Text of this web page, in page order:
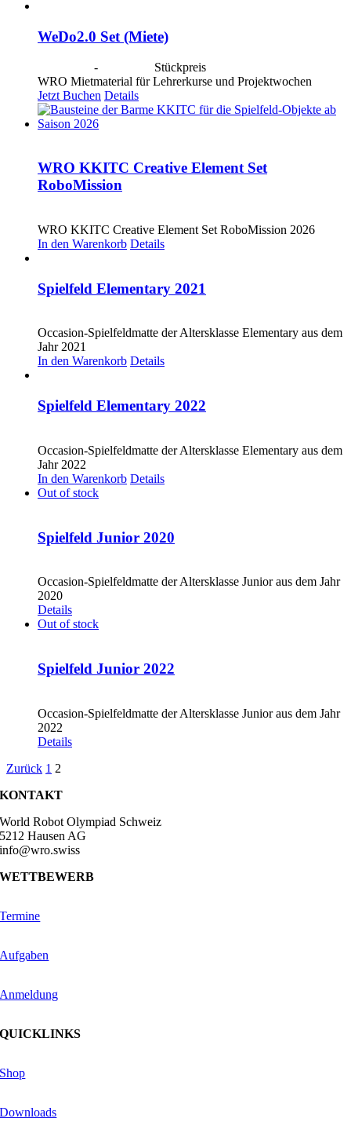
WeDo2.0 Set (Miete)
-
Stückpreis
WRO Mietmaterial für Lehrerkurse und Projektwochen
Jetzt Buchen Details
WRO KKITC Creative Element Set
RoboMission
WRO KKITC Creative Element Set RoboMission 2026
In den Warenkorb Details
Spielfeld Elementary 2021
Occasion-Spielfeldmatte der Altersklasse Elementary aus dem
Jahr 2021
In den Warenkorb Details
Spielfeld Elementary 2022
Occasion-Spielfeldmatte der Altersklasse Elementary aus dem
Jahr 2022
In den Warenkorb Details
Out of stock
Spielfeld Junior 2020
Occasion-Spielfeldmatte der Altersklasse Junior aus dem Jahr
2020
Details
Out of stock
Spielfeld Junior 2022
Occasion-Spielfeldmatte der Altersklasse Junior aus dem Jahr
2022
Details
Zurück 1 2
KONTAKT
World Robot Olympiad Schweiz
5212 Hausen AG
info@wro.swiss
WETTBEWERB
Termine
Aufgaben
Anmeldung
QUICKLINKS
Shop
Downloads